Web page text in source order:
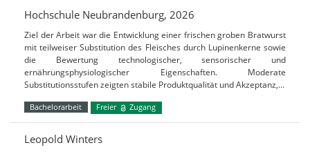
Hochschule Neubrandenburg, 2026
Ziel der Arbeit war die Entwicklung einer frischen groben Bratwurst
mit teilweiser Substitution des Fleisches durch Lupinenkerne sowie
die Bewertung technologischer, sensorischer und
ernährungsphysiologischer Eigenschaften. Moderate
Substitutionsstufen zeigten stabile Produktqualität und Akzeptanz,…
Bachelorarbeit Freier Zugang
Leopold Winters